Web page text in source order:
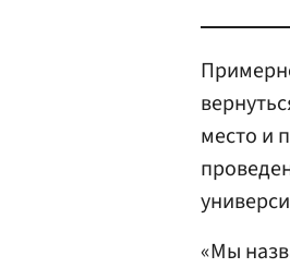
место и
«Мы